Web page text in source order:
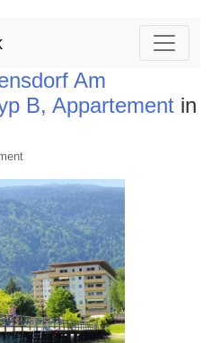
Am
B, Appartement in